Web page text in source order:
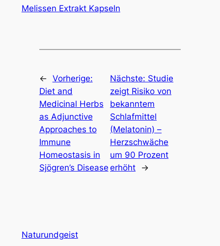
Melissen Extrakt Kapseln
← Vorherige:
Diet and
Medicinal Herbs
as Adjunctive
Approaches to
Immune
Homeostasis in
Sjögren’s Disease
Nächste: Studie
zeigt Risiko von
bekanntem
Schlafmittel
(Melatonin) –
Herzschwäche
um 90 Prozent
erhöht
→
Naturundgeist